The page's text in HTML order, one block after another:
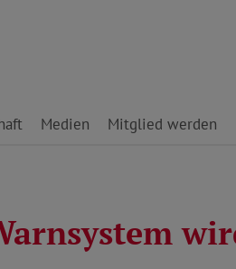
Medien Mitglied werden